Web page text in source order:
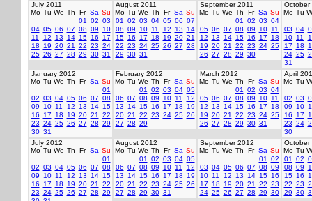
July 2011
Mo Tu We Th Fr Sa Su
01
02 03
04 05 06 07 08 09
10
11
12 13 14 15 16
17
18
19 20 21 22 23 24
25 26 27 28 29 30 31
August 2011
Mo Tu We Th Fr Sa Su
01
02 03 04 05 06 07
08 09 10 11 12 13
14
15 16 17 18 19 20 21
22 23 24 25 26 27 28
29 30 31
September 2011
Mo Tu We Th Fr Sa Su
01
02 03 04
05 06 07 08 09 10 11
12
13 14 15 16 17
18
19 20 21 22 23 24 25
26 27 28 29 30
October
Mo Tu
03 04
10 11
17
18
24 25
31
January 2012
Mo Tu We Th Fr Sa Su
01
02 03 04 05 06 07 08
09
10 11 12 13 14 15
16
17 18 19 20 21
22
23 24 25 26 27 28 29
30 31
February 2012
Mo Tu We Th Fr Sa Su
01
02 03 04 05
06 07 08 09 10 11
12
13
14 15 16 17 18
19
20 21 22 23 24 25 26
27 28 29
March 2012
Mo Tu We Th Fr Sa Su
01
02 03 04
05 06 07 08 09 10 11
12
13 14 15 16 17
18
19 20 21 22 23 24 25
26 27 28 29 30 31
April
Mo Tu
02 03
09
10
16
17
23 24
30
July 2012
Mo Tu We Th Fr Sa Su
01
02 03 04 05 06 07 08
09
10 11 12 13 14 15
16
17 18 19 20 21
22
23 24 25 26 27 28 29
August 2012
Mo Tu We Th Fr Sa Su
01
02 03 04 05
06 07 08 09 10 11
12
13
14 15 16 17 18
19
20 21 22 23 24 25 26
27 28 29 30 31
September 2012
Mo Tu We Th Fr Sa Su
01
02
03 04 05 06 07 08 09
10 11 12 13 14 15 16
17
18 19 20 21 22 23
24 25 26 27 28 29 30
October
Mo Tu
01
02
08 09
15 16
22 23
29 30